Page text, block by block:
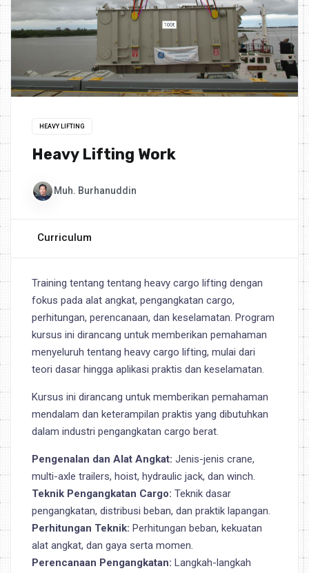
HEAVY LIFTING
Heavy Lifting Work
Muh. Burhanuddin
Curriculum
Training tentang tentang heavy cargo lifting dengan
fokus pada alat angkat, pengangkatan cargo,
perhitungan, perencanaan, dan keselamatan. Program
kursus ini dirancang untuk memberikan pemahaman
menyeluruh tentang heavy cargo lifting, mulai dari
teori dasar hingga aplikasi praktis dan keselamatan.
Kursus ini dirancang untuk memberikan pemahaman
mendalam dan keterampilan praktis yang dibutuhkan
dalam industri pengangkatan cargo berat.
Pengenalan dan Alat Angkat: Jenis-jenis crane,
multi-axle trailers, hoist, hydraulic jack, dan winch.
Teknik Pengangkatan Cargo: Teknik dasar
pengangkatan, distribusi beban, dan praktik lapangan.
Perhitungan Teknik: Perhitungan beban, kekuatan
alat angkat, dan gaya serta momen.
Perencanaan Pengangkatan: Langkah-langkah